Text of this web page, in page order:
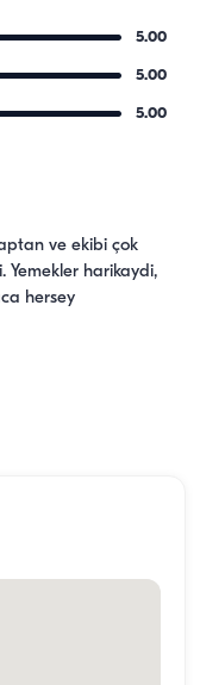
5.00
5.00
5.00
ve ekibi çok
Yemekler harikaydi,
hersey